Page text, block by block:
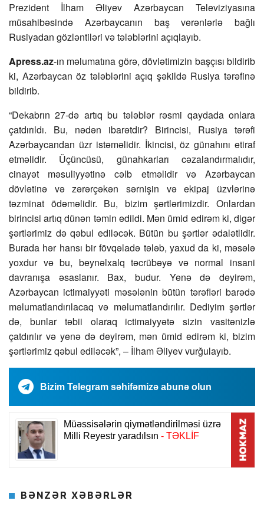
Prezident İlham Əliyev Azərbaycan Televiziyasına
müsahibəsində Azərbaycanın baş verənlərlə bağlı
Rusiyadan gözləntiləri və tələblərini açıqlayıb.
Apress.az-ın məlumatına görə, dövlətimizin başçısı bildirib
ki, Azərbaycan öz tələblərini açıq şəkildə Rusiya tərəfinə
bildirib.
“Dekabrın 27-də artıq bu tələblər rəsmi qaydada onlara
çatdırıldı. Bu, nədən ibarətdir? Birincisi, Rusiya tərəfi
Azərbaycandan üzr istəməlidir. İkincisi, öz günahını etiraf
etməlidir. Üçüncüsü, günahkarları cəzalandırmalıdır,
cinayət məsuliyyətinə cəlb etməlidir və Azərbaycan
dövlətinə və zərərçəkən sərnişin və ekipaj üzvlərinə
təzminat ödəməlidir. Bu, bizim şərtlərimizdir. Onlardan
birincisi artıq dünən təmin edildi. Mən ümid edirəm ki, digər
şərtlərimiz də qəbul ediləcək. Bütün bu şərtlər ədalətlidir.
Burada hər hansı bir fövqəladə tələb, yaxud da ki, məsələ
yoxdur və bu, beynəlxalq təcrübəyə və normal insani
davranışa əsaslanır. Bax, budur. Yenə də deyirəm,
Azərbaycan ictimaiyyəti məsələnin bütün tərəfləri barədə
məlumatlandırılacaq və məlumatlandırılır. Dediyim şərtlər
də, bunlar təbii olaraq ictimaiyyətə sizin vasitənizlə
çatdırılır və yenə də deyirəm, mən ümid edirəm ki, bizim
şərtlərimiz qəbul ediləcək”, – İlham Əliyev vurğulayıb.
Bizim Telegram səhifəmizə abunə olun
BƏNZƏR XƏBƏRLƏR